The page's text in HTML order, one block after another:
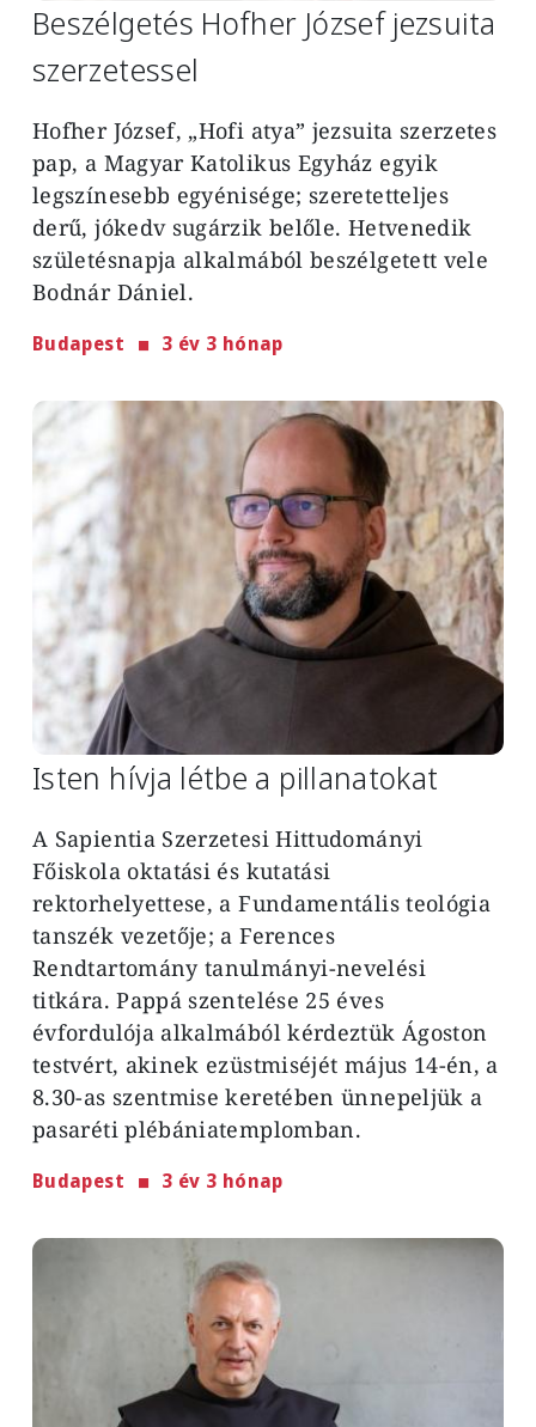
Beszélgetés Hofher József jezsuita
szerzetessel
Hofher József, „Hofi atya” jezsuita szerzetes
pap, a Magyar Katolikus Egyház egyik
legszínesebb egyénisége; szeretetteljes
derű, jókedv sugárzik belőle. Hetvenedik
születésnapja alkalmából beszélgetett vele
Bodnár Dániel.
Budapest 3 év 3 hónap
Image
Isten hívja létbe a pillanatokat
A Sapientia Szerzetesi Hittudományi
Főiskola oktatási és kutatási
rektorhelyettese, a Fundamentális teológia
tanszék vezetője; a Ferences
Rendtartomány tanulmányi-nevelési
titkára. Pappá szentelése 25 éves
évfordulója alkalmából kérdeztük Ágoston
testvért, akinek ezüstmiséjét május 14-én, a
8.30-as szentmise keretében ünnepeljük a
pasaréti plébániatemplomban.
Budapest 3 év 3 hónap
Image